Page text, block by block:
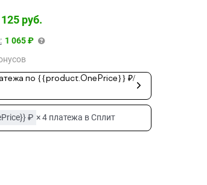
руб.
1 065 ₽
по {{product.OnePrice}} ₽/
₽ × 4 платежа в Сплит